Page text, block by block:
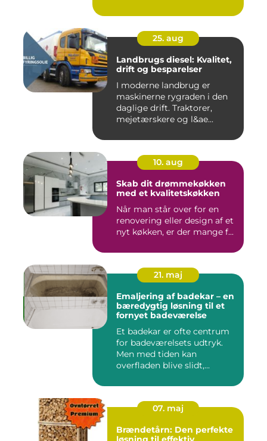
25. aug
Landbrugs diesel: Kvalitet,
drift og besparelser
I moderne landbrug er
maskinerne rygraden i den
daglige drift. Traktorer,
mejetærskere og l&ae...
10. aug
Skab dit drømmekøkken
med et kvalitetskøkken
Når man står over for en
renovering eller design af et
nyt køkken, er der mange f...
21. maj
Emaljering af badekar – en
bæredygtig løsning til et
fornyet badeværelse
Et badekar er ofte centrum
for badeværelsets udtryk.
Men med tiden kan
overfladen blive slidt,...
07. maj
Brændetårn: Den perfekte